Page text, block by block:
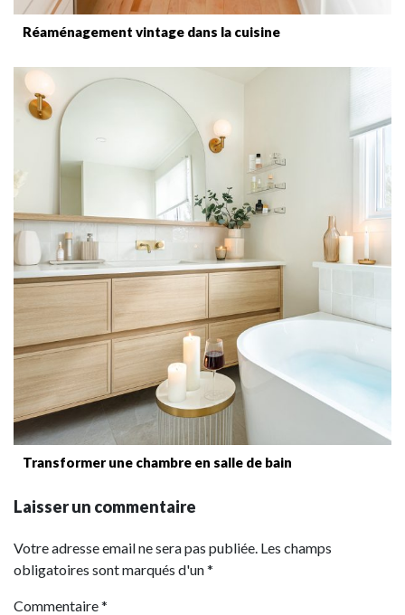
Réaménagement vintage dans la cuisine
Transformer une chambre en salle de bain
Laisser un commentaire
Votre adresse email ne sera pas publiée. Les champs
obligatoires sont marqués d'un *
Commentaire*